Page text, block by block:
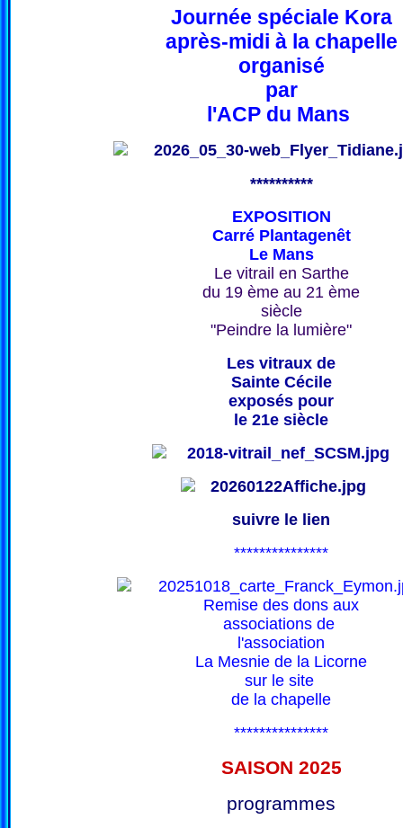
Journée spéciale Kora
après-midi à la chapelle
organisé
par
l'ACP du Mans
**********
EXPOSITION
Carré Plantagenêt
Le Mans
Le vitrail en Sarthe
du 19 ème au 21 ème
siècle
"Peindre la lumière"
Les vitraux de
Sainte Cécile
exposés pour
le 21e siècle
suivre le lien
***************
Remise des dons aux
associations de
l'association
La Mesnie de la Licorne
sur le site
de la chapelle
***************
SAISON 2025
programmes